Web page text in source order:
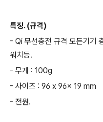
특징. (규격)
- Qi 무선충전 규격 모든기기
워치등.
- 무게 : 100g
- 사이즈 : 96 x 96x 19 mm
- 전원.